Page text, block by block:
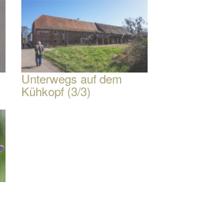
Unterwegs auf dem
Kühkopf (3/3)